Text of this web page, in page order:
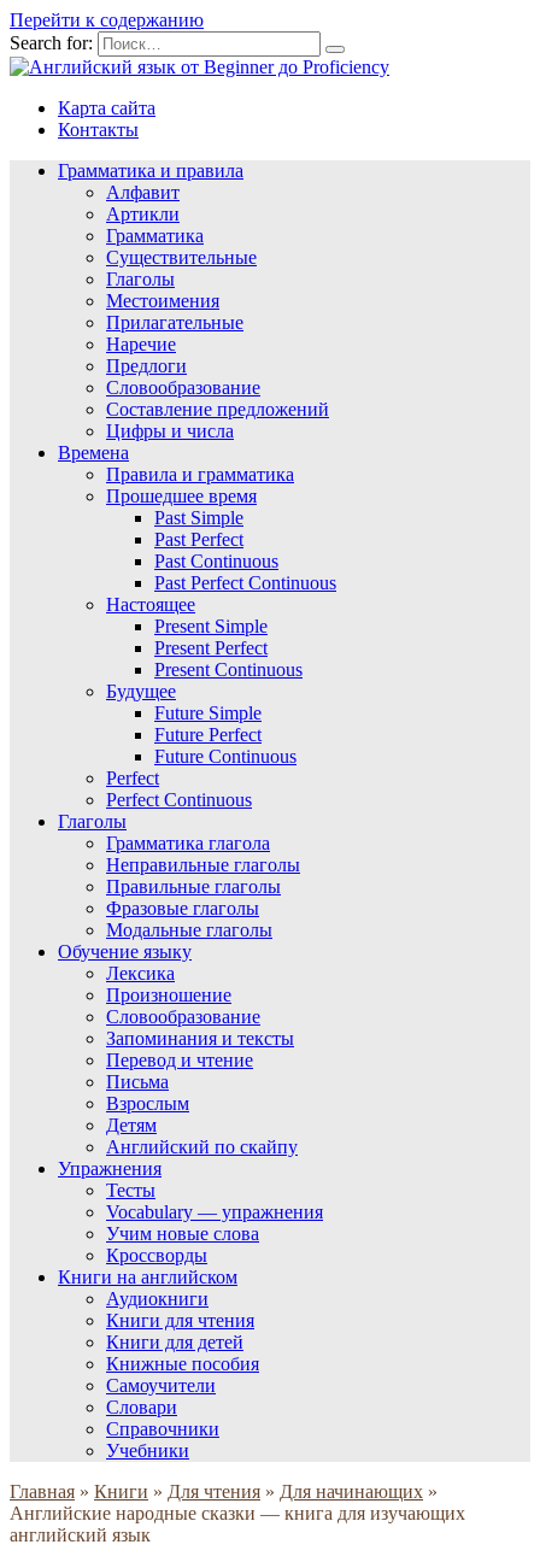
Перейти к содержанию
Search for:
Карта сайта
Контакты
Грамматика и правила
Алфавит
Артикли
Грамматика
Существительные
Глаголы
Местоимения
Прилагательные
Наречие
Предлоги
Словообразование
Составление предложений
Цифры и числа
Времена
Правила и грамматика
Прошедшее время
Past Simple
Past Perfect
Past Continuous
Past Perfect Continuous
Настоящее
Present Simple
Present Perfect
Present Continuous
Будущее
Future Simple
Future Perfect
Future Continuous
Perfect
Perfect Continuous
Глаголы
Грамматика глагола
Неправильные глаголы
Правильные глаголы
Фразовые глаголы
Модальные глаголы
Обучение языку
Лексика
Произношение
Словообразование
Запоминания и тексты
Перевод и чтение
Письма
Взрослым
Детям
Английский по скайпу
Упражнения
Тесты
Vocabulary — упражнения
Учим новые слова
Кроссворды
Книги на английском
Аудиокниги
Книги для чтения
Книги для детей
Книжные пособия
Самоучители
Словари
Справочники
Учебники
Главная » Книги » Для чтения » Для начинающих »
Английские народные сказки — книга для изучающих
английский язык